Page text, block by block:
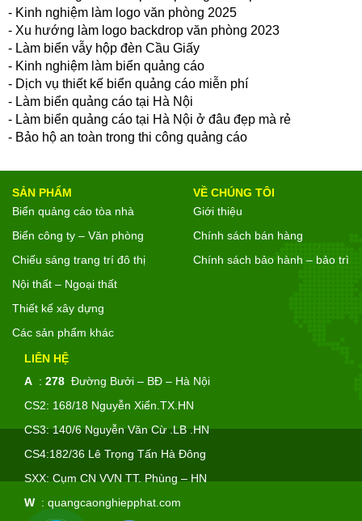
- Kinh nghiệm làm logo văn phòng 2025
- Xu hướng làm logo backdrop văn phòng 2023
- Làm biển vẫy hộp đèn Cầu Giấy
- Kinh nghiệm làm biển quảng cáo
- Dịch vụ thiết kế biển quảng cáo miễn phí
- Làm biển quảng cáo tại Hà Nội
- Làm biển quảng cáo tại Hà Nội ở đâu đẹp mà rẻ
- Bảo hộ an toàn trong thi công quảng cáo
SẢN PHẨM
Biển quảng cáo tòa nhà
Biển công ty – Văn phòng
Chiếu sáng trang trí đô thị
Nội thất – Ngoại thất
Thiết kế xây dựng
Các sản phẩm khác
VỀ CHÚNG TÔI
Giới thiệu
Chính sách bán hàng
Chính sách bảo hành – bảo trì
LIÊN HỆ
A : 278 Đường Bưởi – BĐ – Hà Nội
CS2: 168/18 Nguyễn Xiển.TX.HN
CS3: 140/6 Nguyễn Văn Cừ .LB .HN
CS4:182/36 Lê Trọng Tấn Hà Đông
SXX: Cụm CN VVN TT. Phùng – HN
W : quangcaonghiepphat.com